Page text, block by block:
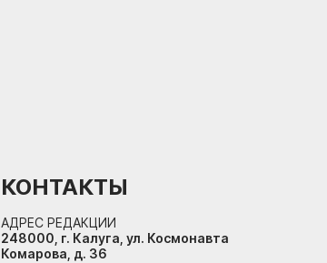
КОНТАКТЫ
АДРЕС РЕДАКЦИИ
248000, г. Калуга, ул. Космонавта
Комарова, д. 36